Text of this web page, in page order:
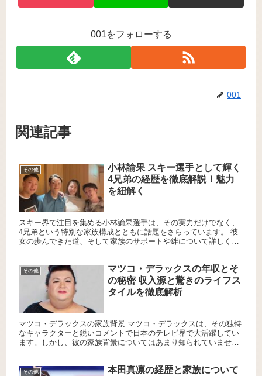
001をフォローする
001
関連記事
その他
小林諭果 スキー選手として輝く
4兄弟の経歴を徹底解説！魅力
を紐解く
スキー界で注目を集める小林諭果選手は、その実力だけでなく、
4兄弟という特別な家族構成とともに話題をさらっています。 彼
女の歩んできた道、そして家族のサポートや絆について詳しく見
その他
マツコ・デラックスの年収とそ
の秘密 収入源と驚きのライフス
タイルを徹底解析
マツコ・デラックスの家族背景 マツコ・デラックスは、その独特
なキャラクターと鋭いコメントで日本のテレビ界で大活躍してい
ます。しかし、彼の家族背景についてはあまり知られていませ
その他
本田真凛の経歴と家族について